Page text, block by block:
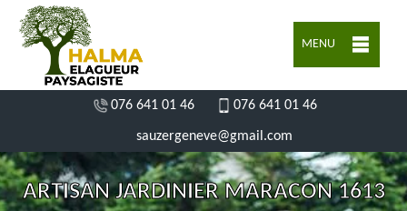
MENU
076 641 01 46 076 641 01 46
sauzergeneve@gmail.com
ARTISAN JARDINIER MARACON 1613